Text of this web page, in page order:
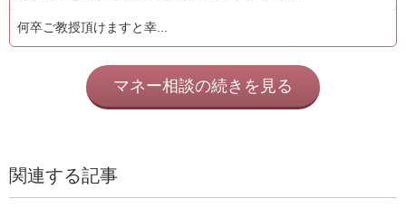
何卒ご教授頂けますと幸...
マネー相談の続きを見る
関連する記事